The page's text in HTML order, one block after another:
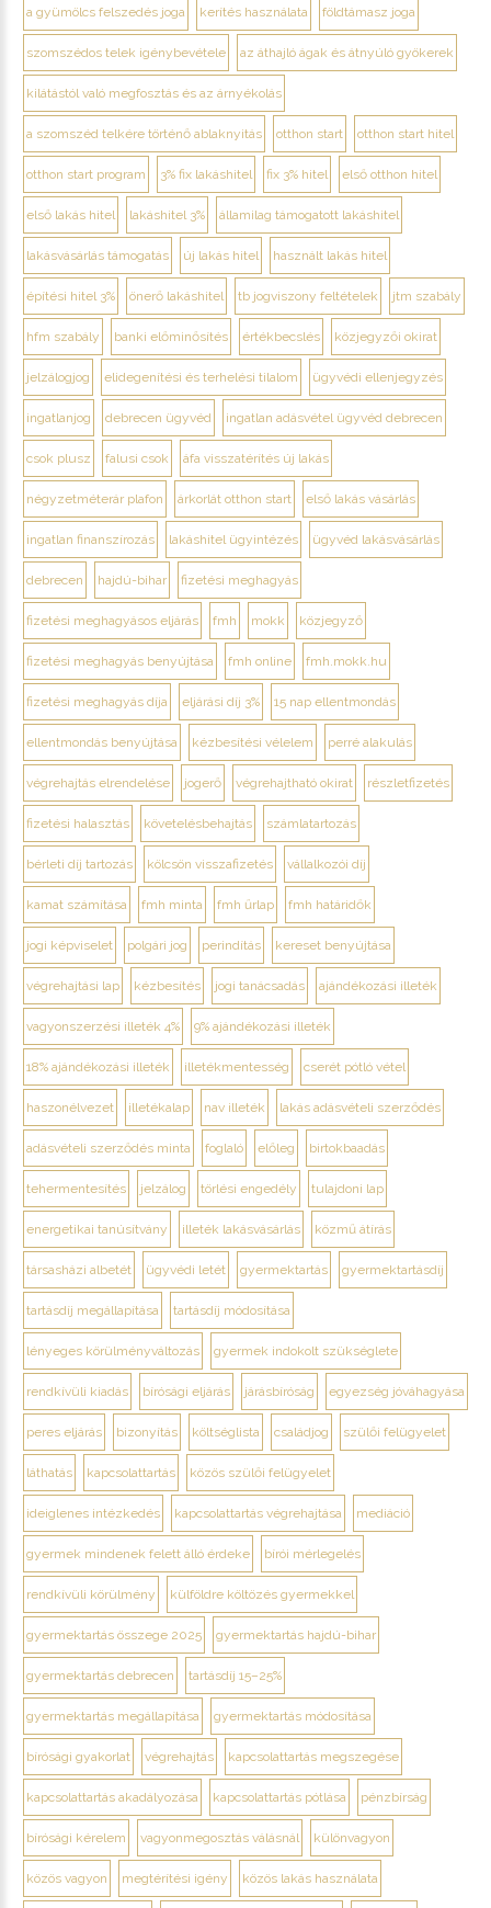
a gyümölcs felszedés joga kerítés használata földtámasz joga
szomszédos telek igénybevétele az áthajló ágak és átnyúló gyökerek
kilátástól való megfosztás és az árnyékolás
a szomszéd telkére történő ablaknyitás otthon start otthon start hitel
otthon start program 3% fix lakáshitel fix 3% hitel első otthon hitel
első lakás hitel lakáshitel 3% államilag támogatott lakáshitel
lakásvásárlás támogatás új lakás hitel használt lakás hitel
építési hitel 3% önerő lakáshitel tb jogviszony feltételek jtm szabály
hfm szabály banki előminősítés értékbecslés közjegyzői okirat
jelzálogjog elidegenítési és terhelési tilalom ügyvédi ellenjegyzés
ingatlanjog debrecen ügyvéd ingatlan adásvétel ügyvéd debrecen
csok plusz falusi csok áfa visszatérítés új lakás
négyzetméterár plafon árkorlát otthon start első lakás vásárlás
ingatlan finanszírozás lakáshitel ügyintézés ügyvéd lakásvásárlás
debrecen hajdú-bihar fizetési meghagyás
fizetési meghagyásos eljárás fmh mokk közjegyző
fizetési meghagyás benyújtása fmh online fmh.mokk.hu
fizetési meghagyás díja eljárási díj 3% 15 nap ellentmondás
ellentmondás benyújtása kézbesítési vélelem perré alakulás
végrehajtás elrendelése jogerő végrehajtható okirat részletfizetés
fizetési halasztás követelésbehajtás számlatartozás
bérleti díj tartozás kölcsön visszafizetés vállalkozói díj
kamat számítása fmh minta fmh űrlap fmh határidők
jogi képviselet polgári jog perindítás kereset benyújtása
végrehajtási lap kézbesítés jogi tanácsadás ajándékozási illeték
vagyonszerzési illeték 4% 9% ajándékozási illeték
18% ajándékozási illeték illetékmentesség cserét pótló vétel
haszonélvezet illetékalap nav illeték lakás adásvételi szerződés
adásvételi szerződés minta foglaló előleg birtokbaadás
tehermentesítés jelzálog törlési engedély tulajdoni lap
energetikai tanúsítvány illeték lakásvásárlás közmű átírás
társasházi albetét ügyvédi letét gyermektartás gyermektartásdíj
tartásdíj megállapítása tartásdíj módosítása
lényeges körülményváltozás gyermek indokolt szükséglete
rendkívüli kiadás bírósági eljárás járásbíróság egyezség jóváhagyása
peres eljárás bizonyítás költséglista családjog szülői felügyelet
láthatás kapcsolattartás közös szülői felügyelet
ideiglenes intézkedés kapcsolattartás végrehajtása mediáció
gyermek mindenek felett álló érdeke bírói mérlegelés
rendkívüli körülmény külföldre költözés gyermekkel
gyermektartás összege 2025 gyermektartás hajdú-bihar
gyermektartás debrecen tartásdíj 15–25%
gyermektartás megállapítása gyermektartás módosítása
bírósági gyakorlat végrehajtás kapcsolattartás megszegése
kapcsolattartás akadályozása kapcsolattartás pótlása pénzbírság
bírósági kérelem vagyonmegosztás válásnál különvagyon
közös vagyon megtérítési igény közös lakás használata